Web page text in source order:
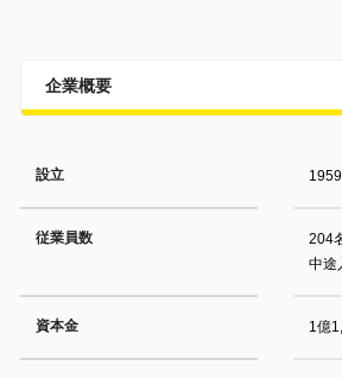
企業概要
設立
従業員数
204
中途
資本金 1億